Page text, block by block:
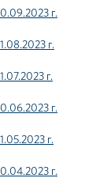
г.
г.
г.
г.
г.
г.